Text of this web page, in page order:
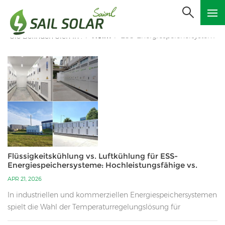
Sie Befinden Sich In : Heim ESS-Energiespeichersystem
Flüssigkeitskühlung vs. Luftkühlung für ESS-
Energiespeichersysteme: Hochleistungsfähige vs.
APR 21, 2026
In industriellen und kommerziellen Energiespeichersystemen
spielt die Wahl der Temperaturregelungslösung für
Batteriespeicherschränke eine entscheidende Rolle für die